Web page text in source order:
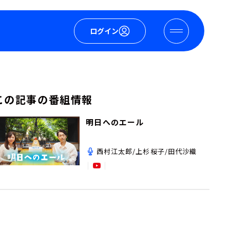
ログイン
の記事の番組情報
明日へのエール
西村江太郎/上杉桜子/田代沙織